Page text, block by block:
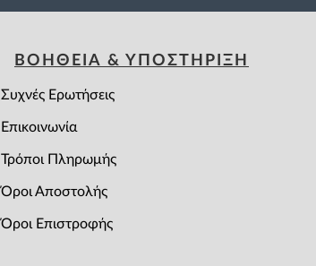
ΒΟΗΘΕΙΑ & ΥΠΟΣΤΗΡΙΞΗ
Συχνές Ερωτήσεις
Επικοινωνία
Τρόποι Πληρωμής
Όροι Αποστολής
Όροι Επιστροφής